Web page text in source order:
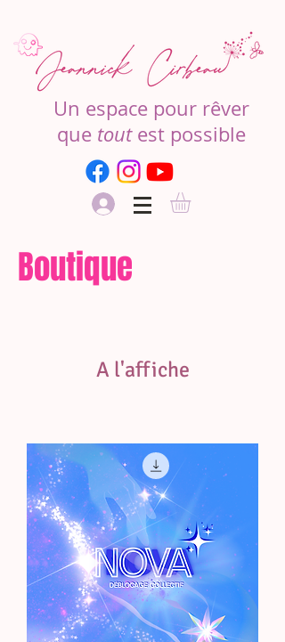
Un espace pour rêver
que tout est possible
Boutique
A l'affiche